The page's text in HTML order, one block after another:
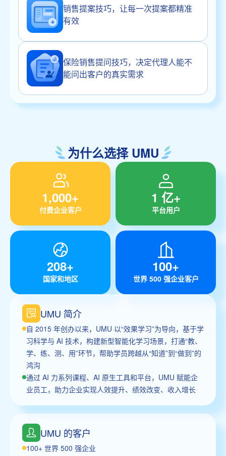
销售提案技巧，让每一次提案都精准
有效
保险销售提问技巧，决定代理人能不
能问出客户的真实需求
为什么选择 UMU
1,000+
付费企业客户
1 亿+
平台用户
208+
国家和地区
100+
世界 500 强企业客户
UMU 简介
自 2015 年创办以来，UMU 以“效果学习”为导向，基于学
习科学与 AI 技术，构建新型智能化学习场景，打通“教、
学、练、测、用”环节，帮助学员跨越从“知道”到“做到”的
鸿沟
通过 AI 力系列课程、AI 原生工具和平台，UMU 赋能企
业员工，助力企业实现人效提升、绩效改变、收入增长
UMU 的客户
100+ 世界 500 强企业